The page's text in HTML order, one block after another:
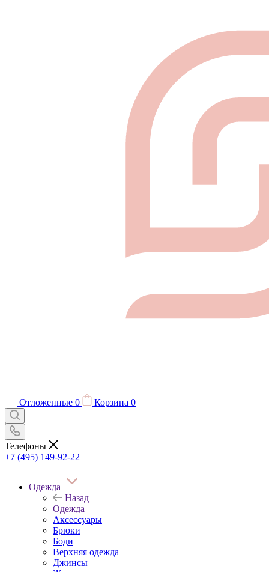
Отложенные 0 Корзина 0
Телефоны
+7 (495) 149-92-22
Одежда
Назад
Одежда
Аксессуары
Брюки
Боди
Верхняя одежда
Джинсы